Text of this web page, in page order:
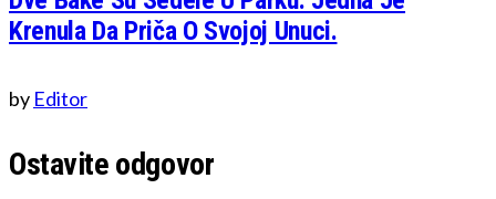
Krenula Da Priča O Svojoj Unuci.
by Editor
Ostavite odgovor